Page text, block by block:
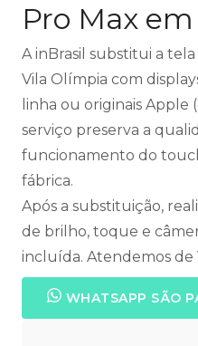
Pro Max
A inBrasil substitui a
Vila Olímpia com
linha ou originais Apple
serviço preserva a
funcionamento do
fábrica.
Após a substituição,
de brilho, toque e
incluída. Atendemos de
WHATSAPP SÃO